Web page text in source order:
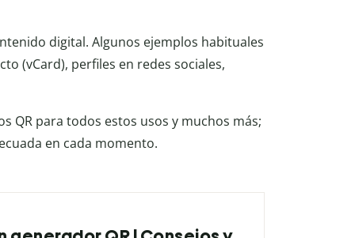
digital. Algunos ejemplos habituales
(vCard), perfiles en redes sociales,
QR para todos estos usos y muchos más;
en cada momento.